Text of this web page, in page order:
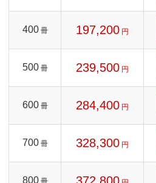
400 冊 197,200 円
500 冊 239,500 円
600 冊 284,400 円
700 冊 328,300 円
800